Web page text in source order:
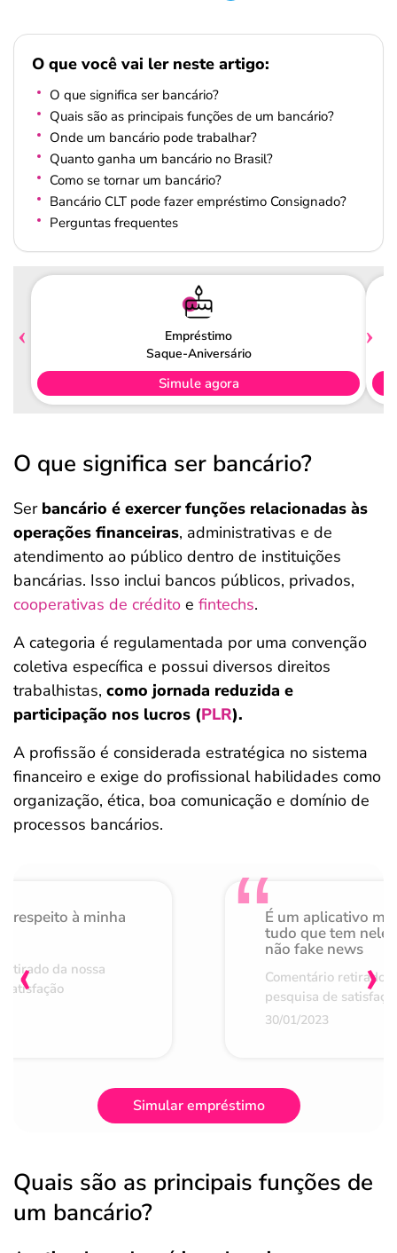
O que você vai ler neste artigo:
O que significa ser bancário?
Quais são as principais funções de um bancário?
Onde um bancário pode trabalhar?
Quanto ganha um bancário no Brasil?
Como se tornar um bancário?
Bancário CLT pode fazer empréstimo Consignado?
Perguntas frequentes
Empréstimo
Saque-Aniversário
Simule agora
O que significa ser bancário?
Ser bancário é exercer funções relacionadas às
operações financeiras, administrativas e de
atendimento ao público dentro de instituições
bancárias. Isso inclui bancos públicos, privados,
cooperativas de crédito e fintechs.
A categoria é regulamentada por uma convenção
coletiva específica e possui diversos direitos
trabalhistas, como jornada reduzida e
participação nos lucros (PLR).
A profissão é considerada estratégica no sistema
financeiro e exige do profissional habilidades como
organização, ética, boa comunicação e domínio de
processos bancários.
respeito à minha
da nossa
É um aplicativo
tudo que tem nele
não fake news
Comentário retirado
pesquisa de
30/01/2023
‹ ›
Simular empréstimo
Quais são as principais funções de
um bancário?